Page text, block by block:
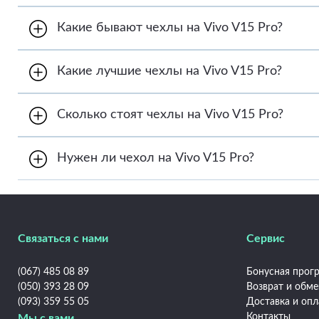
1. Онлайн через форму заказа на сайте
2. В телефонном режиме. Позвоните по
Какие бывают чехлы на Vivo V15 Pro?
универсальные чехлы. Также в магазине
Какие лучшие чехлы на Vivo V15 Pro?
Сколько стоят чехлы на Vivo V15 Pro?
Нужен ли чехол на Vivo V15 Pro?
Связаться с нами
(067) 485 08 89
(050) 393 28 09
(093) 359 55 05
Сервис
Бонусная
Возврат и
Доставка и
Контакты